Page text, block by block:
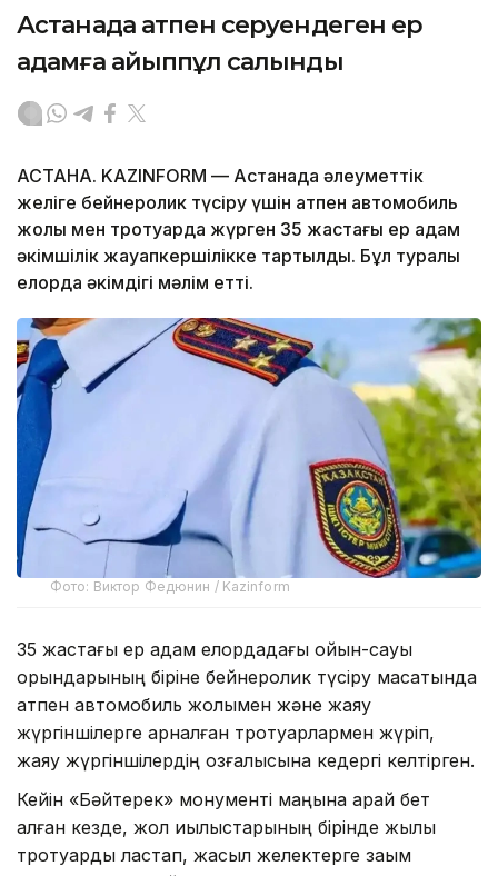
Астанада атпен серуендеген ер
адамға айыппұл салынды
АСТАНА. KAZINFORM — Астанада әлеуметтік
желіге бейнеролик түсіру үшін атпен автомобиль
жолы мен тротуарда жүрген 35 жастағы ер адам
әкімшілік жауапкершілікке тартылды. Бұл туралы
елорда әкімдігі мәлім етті.
Фото: Виктор Федюнин / Kazinform
35 жастағы ер адам елордадағы ойын-сауық
орындарының біріне бейнеролик түсіру мақсатында
атпен автомобиль жолымен және жаяу
жүргіншілерге арналған тротуарлармен жүріп,
жаяу жүргіншілердің қозғалысына кедергі келтірген.
Кейін «Бәйтерек» монументі маңына қарай бет
алған кезде, жол қиылыстарының бірінде жылқы
тротуарды ластап, жасыл желектерге зақым